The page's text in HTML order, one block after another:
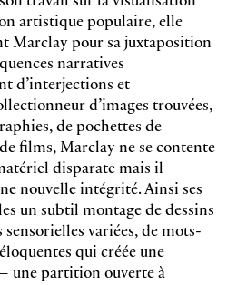
artistique populaire, elle
Marclay pour sa juxtaposition
narratives
d’interjections et
d’images trouvées,
de pochettes de
films, Marclay ne se contente
disparate mais il
nouvelle intégrité. Ainsi ses
un subtil montage de dessins
variées, de mots-
qui créée une
une partition ouverte à